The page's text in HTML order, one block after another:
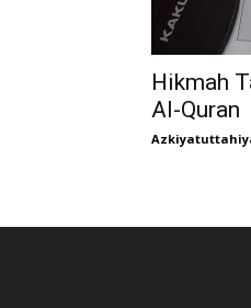
Hikmah
Al-Quran